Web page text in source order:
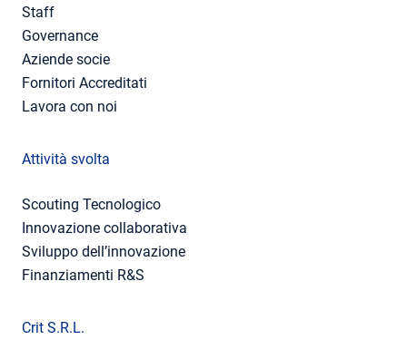
Staff
Governance
Aziende socie
Fornitori Accreditati
Lavora con noi
Attività svolta
Scouting Tecnologico
Innovazione collaborativa
Sviluppo dell’innovazione
Finanziamenti R&S
Crit S.R.L.